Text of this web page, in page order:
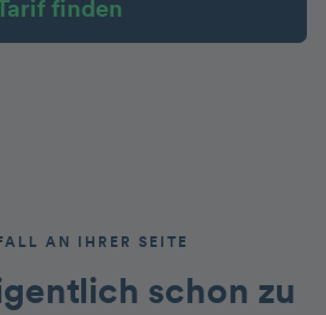
finden
AN IHRER SEITE
schon zu